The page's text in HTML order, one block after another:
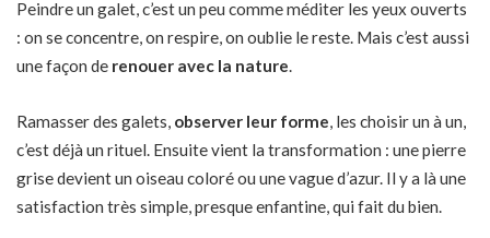
Peindre un galet, c’est un peu comme méditer les yeux ouverts
: on se concentre, on respire, on oublie le reste. Mais c’est aussi
une façon de renouer avec la nature.
Ramasser des galets, observer leur forme, les choisir un à un,
c’est déjà un rituel. Ensuite vient la transformation : une pierre
grise devient un oiseau coloré ou une vague d’azur. Il y a là une
satisfaction très simple, presque enfantine, qui fait du bien.